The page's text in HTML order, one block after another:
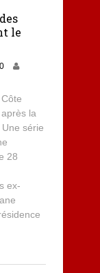
le
la
série
28
ex-